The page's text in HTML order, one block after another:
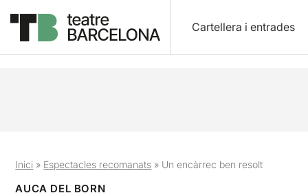
Cartellera i entrades
Inici » Espectacles recomanats » Un encàrrec ben resolt
AUCA DEL BORN